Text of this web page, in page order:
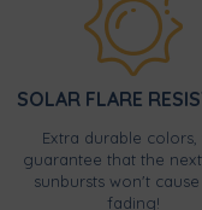
SOLAR FLARE
Extra durable colors,
guarantee that the
sunbursts won't
fading!